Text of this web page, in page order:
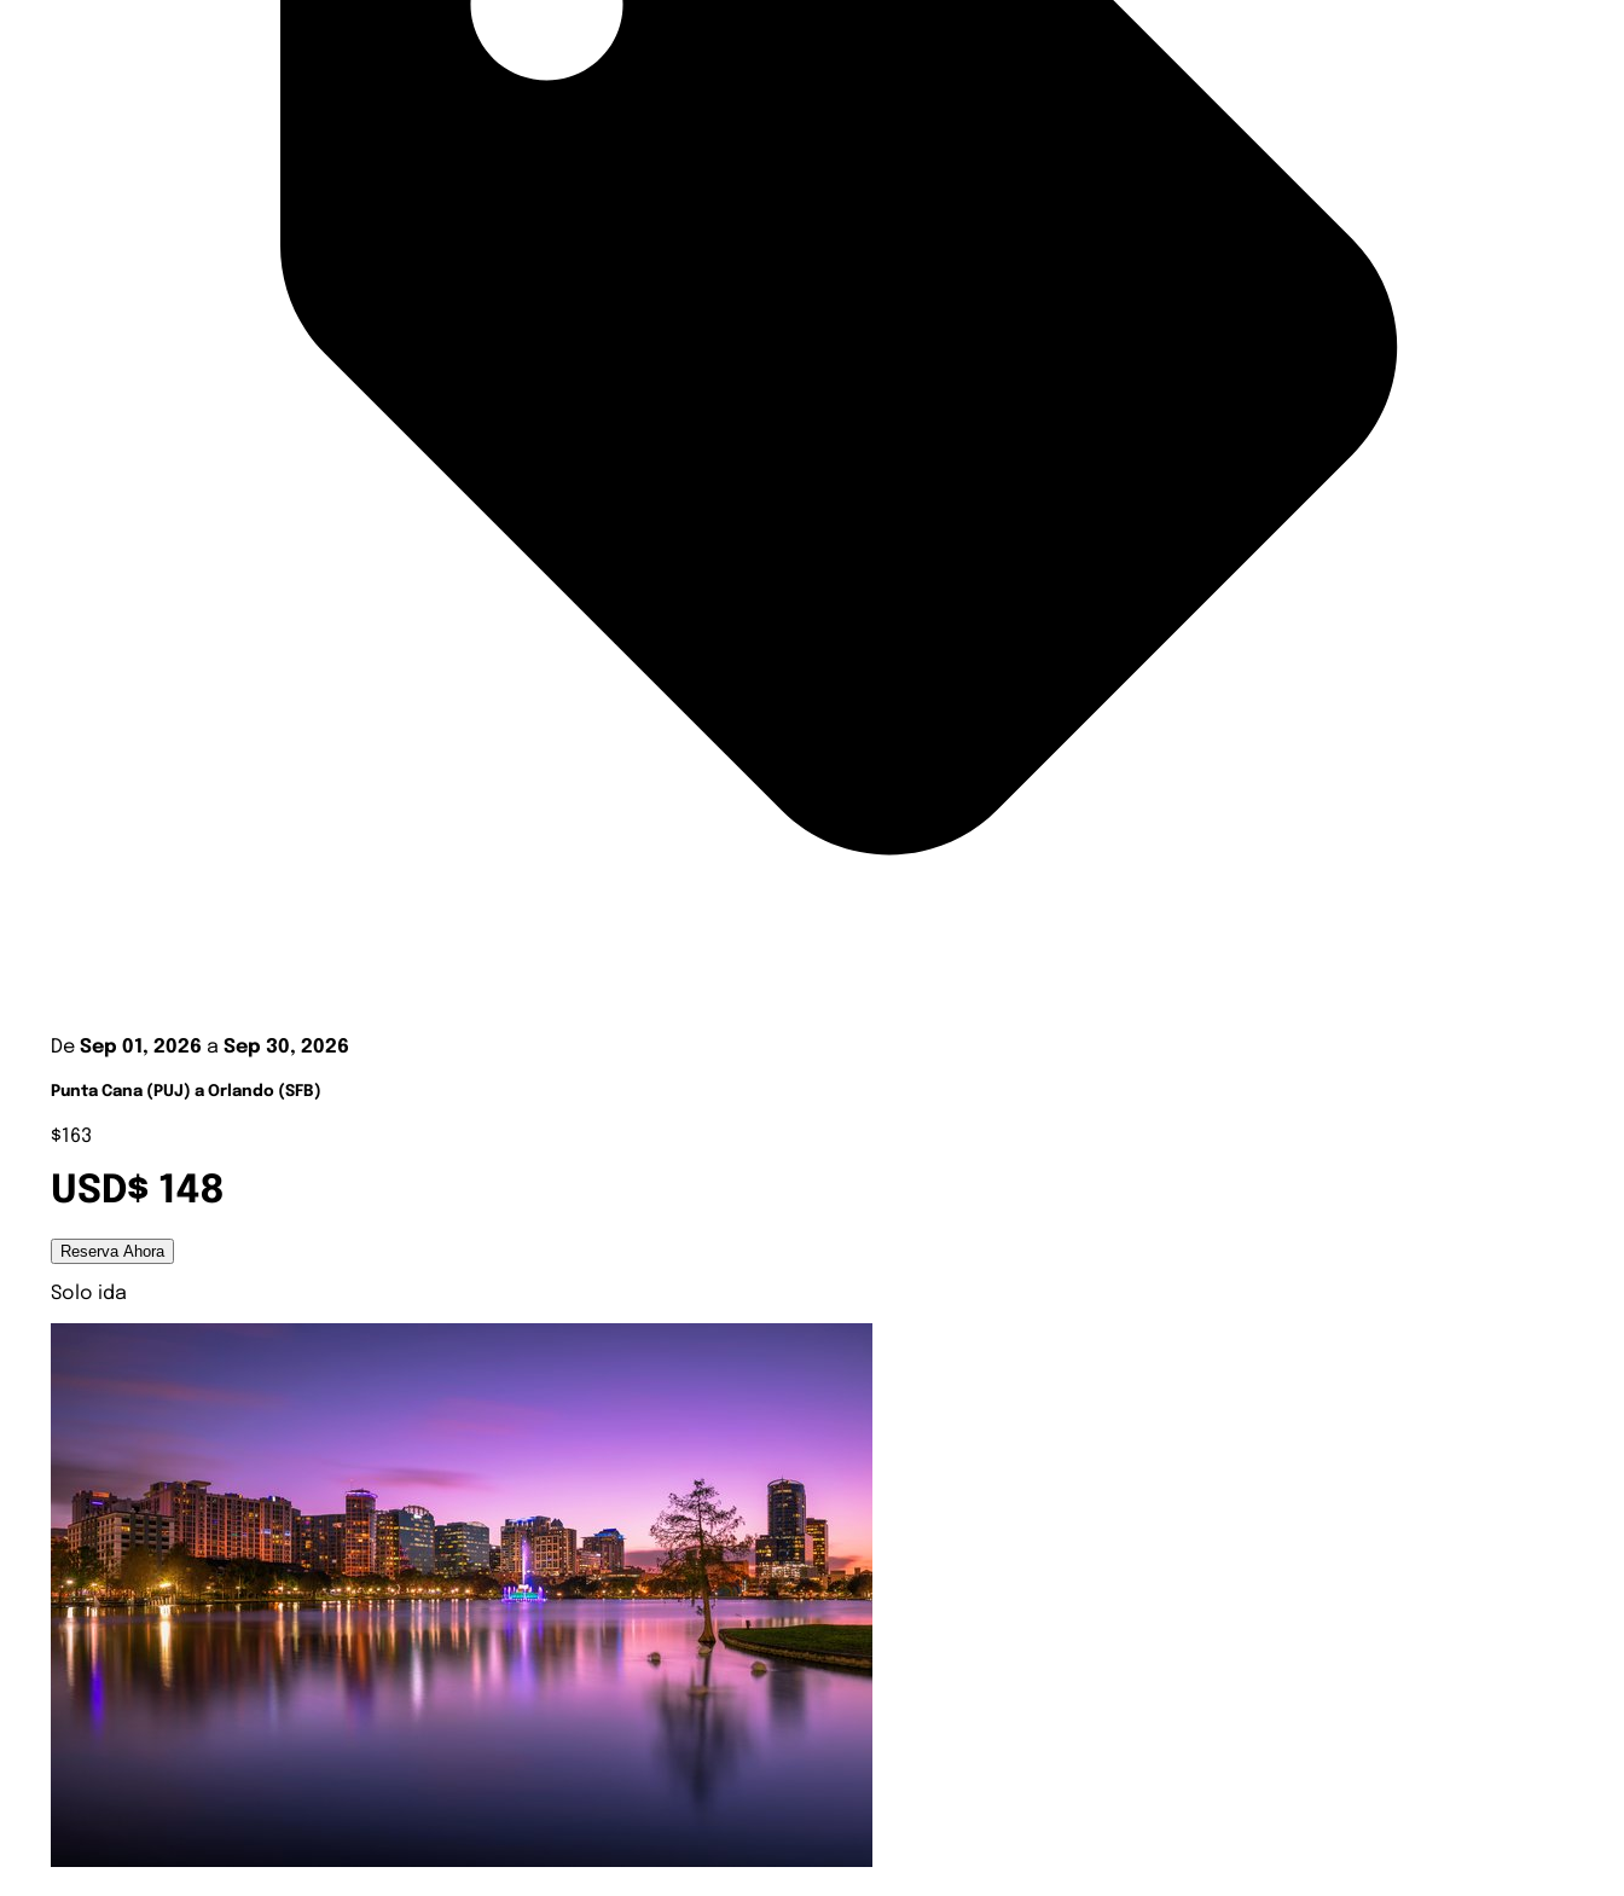
De Sep 01, 2026 a Sep 30, 2026
Punta Cana (PUJ) a Orlando (SFB)
$163
USD$ 148
Reserva Ahora
Solo ida